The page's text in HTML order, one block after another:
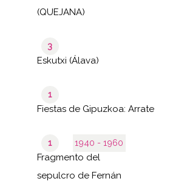
(QUEJANA)
3
Eskutxi (Álava)
1
Fiestas de Gipuzkoa: Arrate
1940 - 1960
1
Fragmento del
sepulcro de Fernán